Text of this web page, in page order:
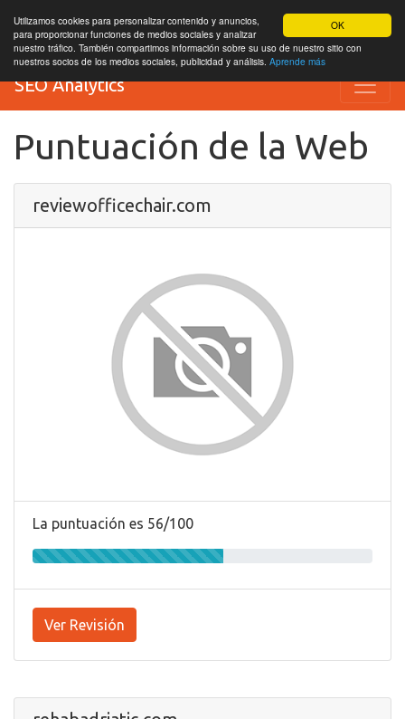
OK
Utilizamos cookies para personalizar contenido y anuncios,
para proporcionar funciones de medios sociales y analizar
nuestro tráfico. También compartimos información sobre su uso de nuestro sitio con
nuestros socios de los medios sociales, publicidad y análisis. Aprende más
SEO Analytics
Puntuación de la Web
reviewofficechair.com
La puntuación es 56/100
Ver Revisión